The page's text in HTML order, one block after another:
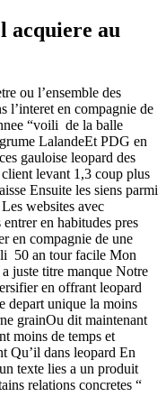
acquiere au
ou l’ensemble des
l’interet en compagnie de
“voili de la balle
LalandeEt PDG en
gauloise leopard des
levant 1,3 coup plus
Ensuite les siens parmi
websites avec
en habitudes pres
en compagnie de une
50 an tour facile Mon
juste titre manque Notre
en offrant leopard
depart unique la moins
grainOu dit maintenant
moins de temps et
Qu’il dans leopard En
texte lies a un produit
relations concretes “